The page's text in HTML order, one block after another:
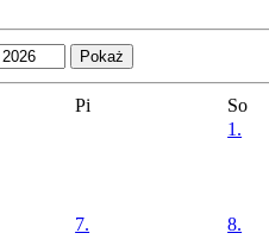
Pi So
1.
7. 8.